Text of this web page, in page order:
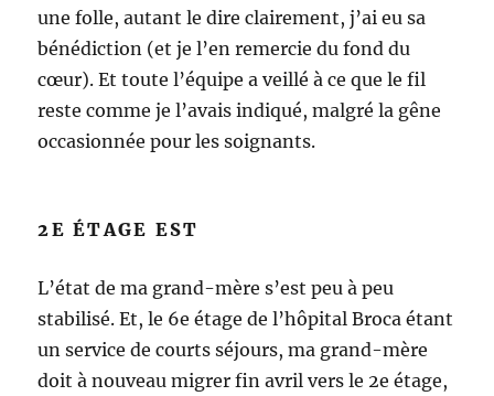
une folle, autant le dire clairement, j’ai eu sa
bénédiction (et je l’en remercie du fond du
cœur). Et toute l’équipe a veillé à ce que le fil
reste comme je l’avais indiqué, malgré la gêne
occasionnée pour les soignants.
2E ÉTAGE EST
L’état de ma grand-mère s’est peu à peu
stabilisé. Et, le 6e étage de l’hôpital Broca étant
un service de courts séjours, ma grand-mère
doit à nouveau migrer fin avril vers le 2e étage,